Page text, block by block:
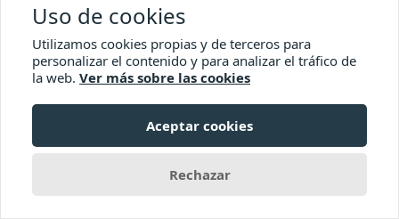
Junta de
Gobierno
Local
Ordinaria 08-
08-2025
Descarga
Descarga 11 de Junio de
2026
Convocatoria
Uso de cookies
Utilizamos cookies propias y de terceros para
personalizar el contenido y para analizar el tráfico de
la web. Ver más sobre las cookies
Aceptar cookies
Rechazar